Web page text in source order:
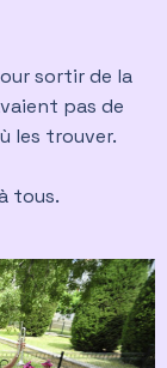
sortir de la
pas de
les trouver.
tous.